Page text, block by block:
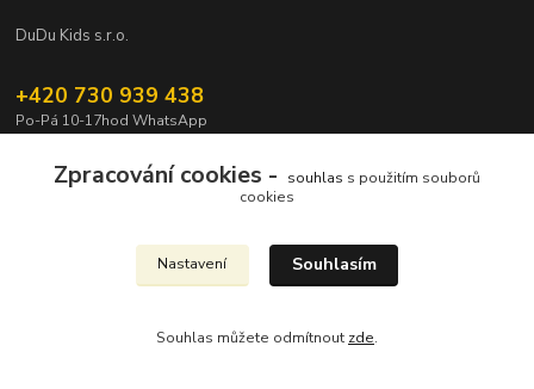
DuDu Kids s.r.o.
+420 730 939 438
Po-Pá 10-17hod WhatsApp
info@dudukids.cz
Upravit sběr cookies.
Zpracování cookies - souhlas s použitím souborů
cookies
Nastavení Souhlasím
Souhlas můžete odmítnout zde.